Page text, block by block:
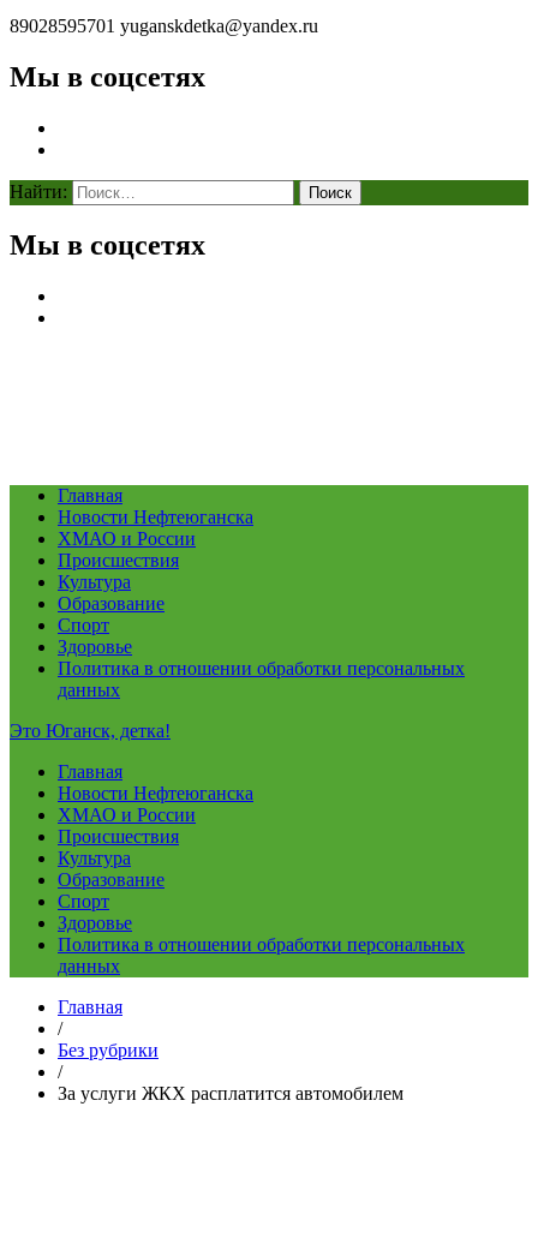
89028595701 yuganskdetka@yandex.ru
Мы в соцсетях
Найти:
Мы в соцсетях
Главная
Новости Нефтеюганска
ХМАО и России
Происшествия
Культура
Образование
Спорт
Здоровье
Политика в отношении обработки персональных
данных
Это Юганск, детка!
Главная
Новости Нефтеюганска
ХМАО и России
Происшествия
Культура
Образование
Спорт
Здоровье
Политика в отношении обработки персональных
данных
Главная
/
Без рубрики
/
За услуги ЖКХ расплатится автомобилем